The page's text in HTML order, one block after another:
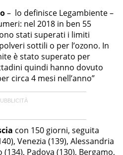
– lo definisce Legambiente –
nel 2018 in ben 55
stati superati i limiti
sottili o per l’ozono. In
è stato superato per
quindi hanno dovuto
circa 4 mesi nell’anno”
con 150 giorni, seguita
Venezia (139), Alessandria
Padova (130), Bergamo,